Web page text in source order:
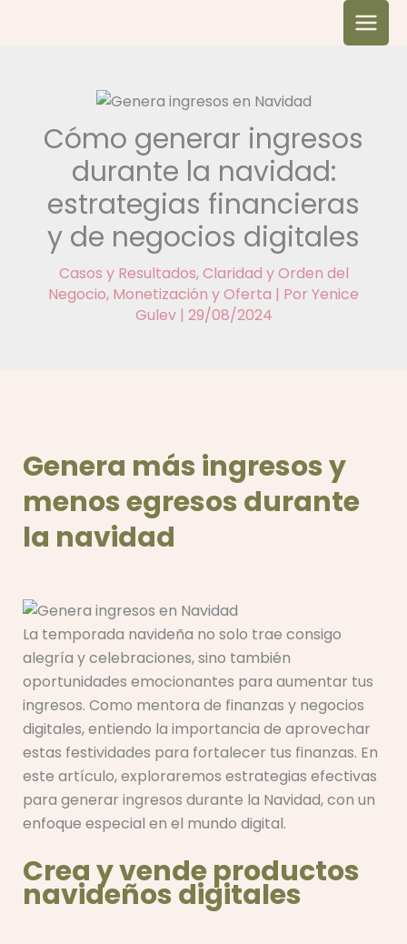
Cómo generar ingresos
durante la navidad:
estrategias financieras
y de negocios digitales
Casos y Resultados,Claridad y Orden del
Negocio, Monetización y Oferta | Por Yenice
Gulev | 29/08/2024
Genera más ingresos y
menos egresos durante
la navidad
La temporada navideña no solo trae consigo
alegría y celebraciones, sino también
oportunidades emocionantes para aumentar tus
ingresos. Como mentora de finanzas y negocios
digitales, entiendo la importancia de aprovechar
estas festividades para fortalecer tus finanzas. En
este artículo, exploraremos estrategias efectivas
para generar ingresos durante la Navidad, con un
enfoque especial en el mundo digital.
Crea y vende productos
navideños digitales